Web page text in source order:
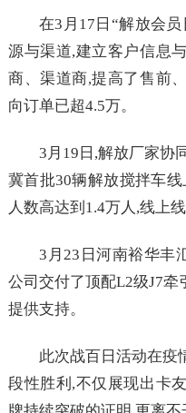
在3月17日“解放会
源与渠道,建立客户信息
商、渠道商,提高了售前
向订单已超4.5万。
3月19日,解放厂家协
冀首批30辆解放搅拌车
人数高达到1.4万人,线上
3月23日河南裕华丰
公司交付了顶配L2级J7
提供支持。
此次战百日活动在疫
段性胜利,不仅展现出卡